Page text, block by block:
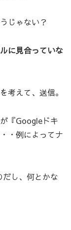
じゃない？
に見合っていな
考えて、送信。
『Googleドキ
・例によってナ
し、何とかな